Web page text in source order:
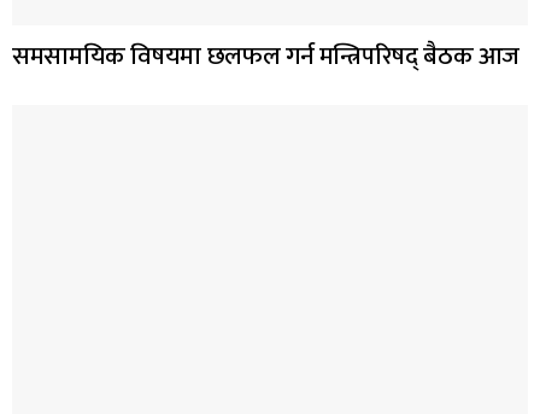
समसामयिक विषयमा छलफल गर्न मन्त्रिपरिषद् बैठक आज